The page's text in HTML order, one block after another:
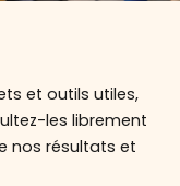
et outils utiles,
les librement
nos résultats et